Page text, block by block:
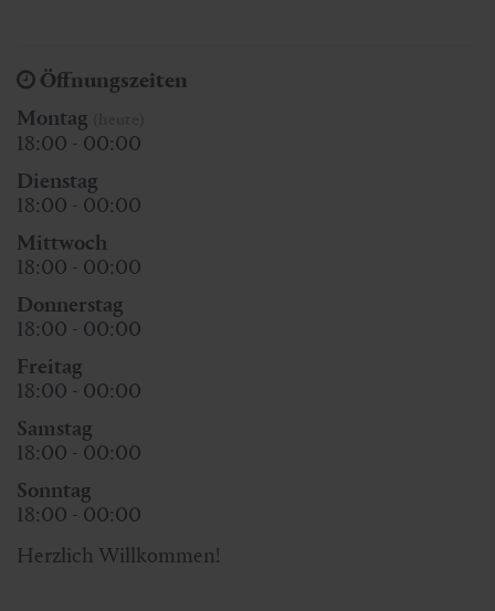
Öffnungszeiten
Montag
18:00 - 00:00
Dienstag
18:00 - 00:00
Mittwoch
18:00 - 00:00
Donnerstag
18:00 - 00:00
Freitag
18:00 - 00:00
Samstag
18:00 - 00:00
Sonntag
18:00 - 00:00
Herzlich Willkommen!